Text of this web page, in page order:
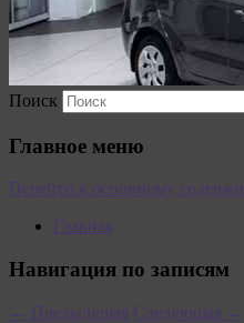
Поиск
Главное меню
Перейти к основному
Главная
Навигация по записям
← Предыдущая Следующая →